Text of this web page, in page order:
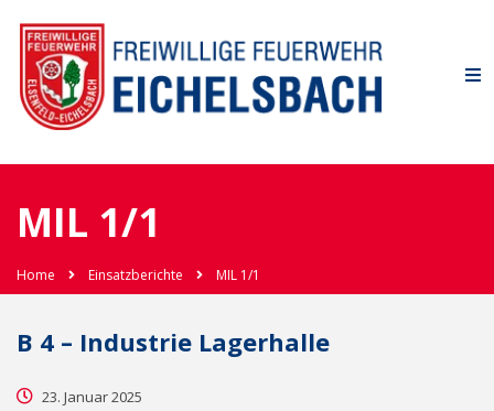
MIL 1/1
Home Einsatzberichte MIL 1/1
B 4 – Industrie Lagerhalle
23. Januar 2025